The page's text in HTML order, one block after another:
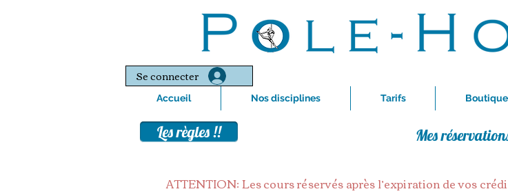
Se connecter
Accueil Nos disciplines Tarifs Boutique
Les règles !! Mes
ATTENTION: Les cours réservés après l’expiration de vos